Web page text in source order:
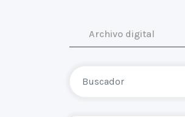
Archivo digital